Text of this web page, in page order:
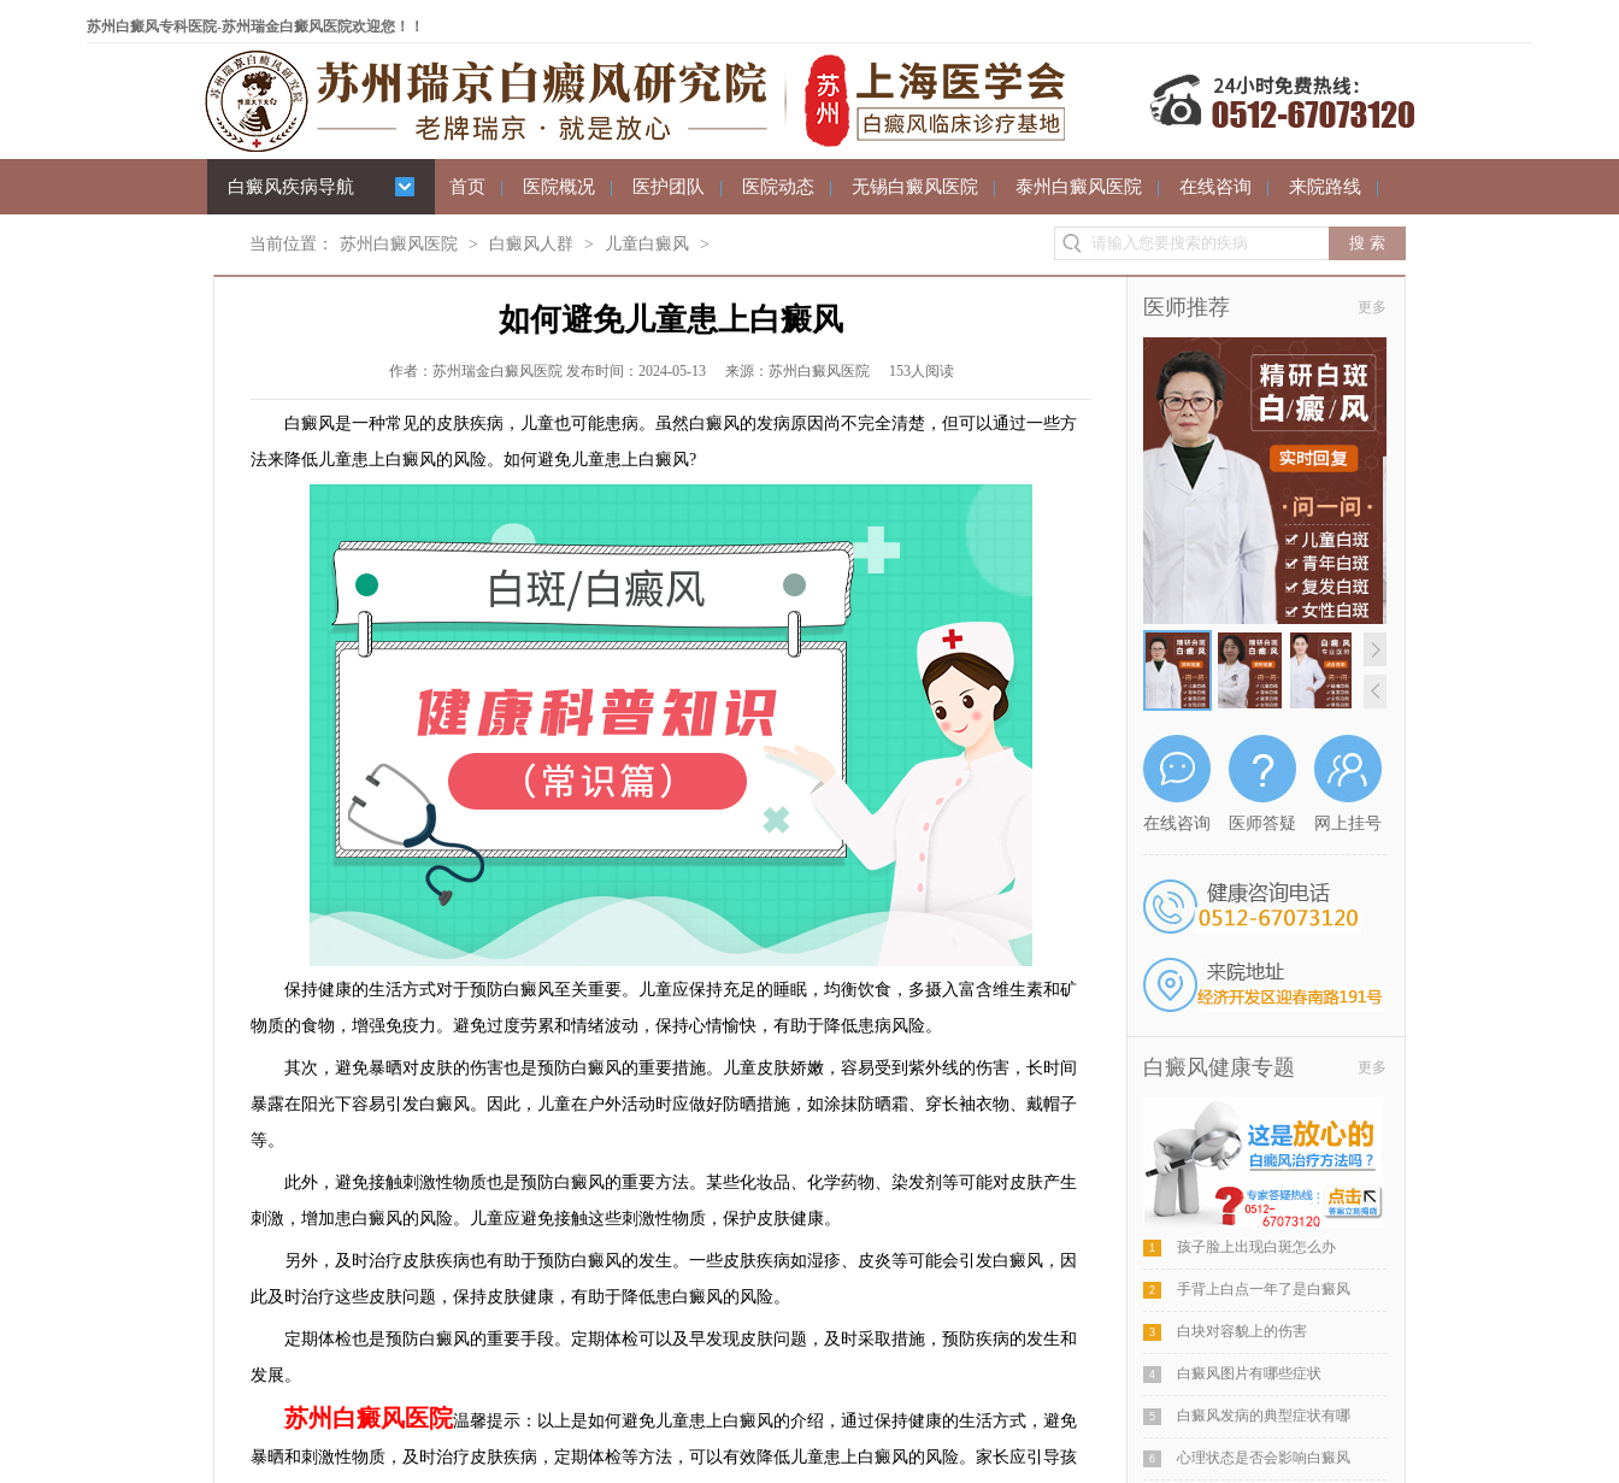
苏州白癜风专科医院-苏州瑞金白癜风医院欢迎您！！
白癜风疾病导航 首页 | 医院概况 | 医护团队 | 医院动态 | 无锡白癜风医院 | 泰州白癜风医院 | 在线咨询 | 来院路线 |
当前位置： 苏州白癜风医院 > 白癜风人群 > 儿童白癜风 >
如何避免儿童患上白癜风
作者：苏州瑞金白癜风医院 发布时间：2024-05-13 来源：苏州白癜风医院 153人阅读
白癜风是一种常见的皮肤疾病，儿童也可能患病。虽然白癜风的发病原因尚不完全清楚，但可以通过一些方
法来降低儿童患上白癜风的风险。如何避免儿童患上白癜风?
保持健康的生活方式对于预防白癜风至关重要。儿童应保持充足的睡眠，均衡饮食，多摄入富含维生素和矿
物质的食物，增强免疫力。避免过度劳累和情绪波动，保持心情愉快，有助于降低患病风险。
其次，避免暴晒对皮肤的伤害也是预防白癜风的重要措施。儿童皮肤娇嫩，容易受到紫外线的伤害，长时间
暴露在阳光下容易引发白癜风。因此，儿童在户外活动时应做好防晒措施，如涂抹防晒霜、穿长袖衣物、戴帽子
等。
此外，避免接触刺激性物质也是预防白癜风的重要方法。某些化妆品、化学药物、染发剂等可能对皮肤产生
刺激，增加患白癜风的风险。儿童应避免接触这些刺激性物质，保护皮肤健康。
另外，及时治疗皮肤疾病也有助于预防白癜风的发生。一些皮肤疾病如湿疹、皮炎等可能会引发白癜风，因
此及时治疗这些皮肤问题，保持皮肤健康，有助于降低患白癜风的风险。
定期体检也是预防白癜风的重要手段。定期体检可以及早发现皮肤问题，及时采取措施，预防疾病的发生和
发展。
苏州白癜风医院温馨提示：以上是如何避免儿童患上白癜风的介绍，通过保持健康的生活方式，避免
暴晒和刺激性物质，及时治疗皮肤疾病，定期体检等方法，可以有效降低儿童患上白癜风的风险。家长应引导孩
医师推荐 更多
在线咨询 医师答疑 网上挂号
白癜风健康专题 更多
1 孩子脸上出现白斑怎么办
2 手背上白点一年了是白癜风
3 白块对容貌上的伤害
4 白癜风图片有哪些症状
5 白癜风发病的典型症状有哪
6 心理状态是否会影响白癜风